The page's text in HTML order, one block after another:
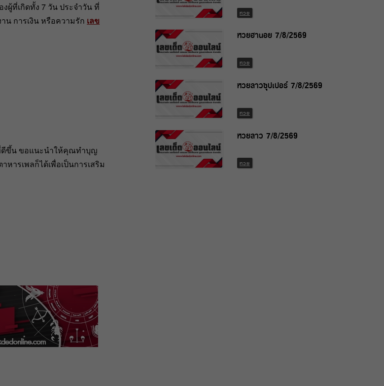
ผู้ที่เกิดทั้ง 7 วัน ประจำวัน ที่
น การเงิน หรือความรัก เลข
ดีขึ้น ขอแนะนำให้คุณทำบุญ
ารเพลก็ได้เพื่อเป็นการเสริม
หวย
หวยฮานอย 7/8/2569
หวย
หวยลาวซุปเปอร์ 7/8/2569
หวย
หวยลาว 7/8/2569
หวย